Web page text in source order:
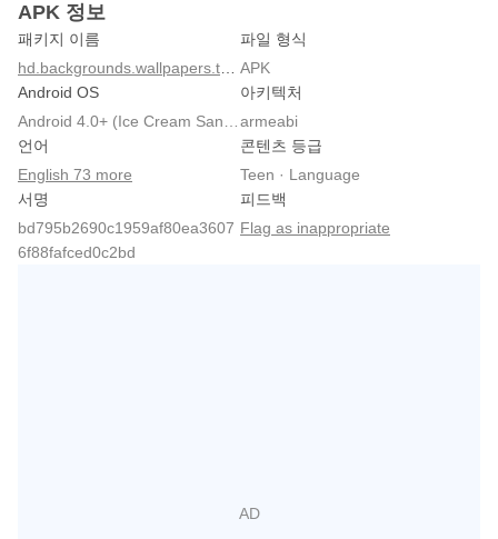
APK 정보
패키지 이름
파일 형식
APK
Android OS
아키텍처
armeabi
언어
English 73 more
콘텐츠 등급
Teen · Language
서명
bd795b2690c1959af80ea3607
6f88fafced0c2bd
피드백
Flag as inappropriate